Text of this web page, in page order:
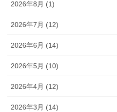
2026年8月 (1)
2026年7月 (12)
2026年6月 (14)
2026年5月 (10)
2026年4月 (12)
2026年3月 (14)